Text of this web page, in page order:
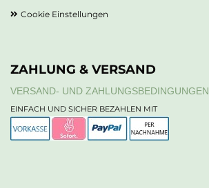
Cookie Einstellungen
ZAHLUNG & VERSAND
VERSAND- UND ZAHLUNGSBEDINGUNGEN
EINFACH UND SICHER BEZAHLEN MIT